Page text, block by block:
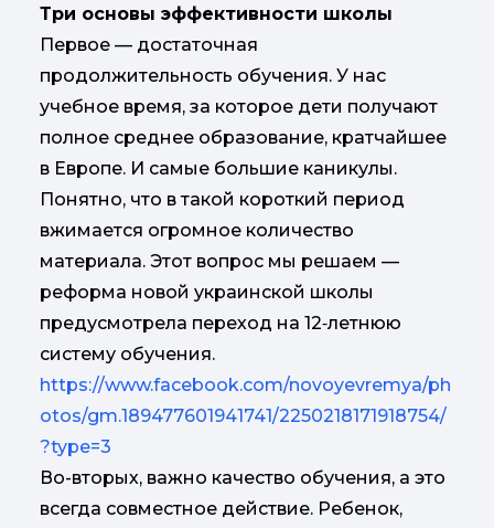
Три основы эффективности школы
Первое — достаточная
продолжительность обучения. У нас
учебное время, за которое дети получают
полное среднее образование, кратчайшее
в Европе. И самые большие каникулы.
Понятно, что в такой короткий период
вжимается огромное количество
материала. Этот вопрос мы решаем —
реформа новой украинской школы
предусмотрела переход на 12‑летнюю
систему обучения.
https://www.facebook.com/novoyevremya/ph
otos/gm.189477601941741/2250218171918754/
?type=3
Во-вторых, важно качество обучения, а это
всегда совместное действие. Ребенок,